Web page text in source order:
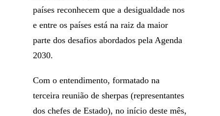
países reconhecem que a desigualdade nos
e entre os países está na raiz da maior
parte dos desafios abordados pela Agenda
2030.
Com o entendimento, formatado na
terceira reunião de sherpas (representantes
dos chefes de Estado), no início deste mês,